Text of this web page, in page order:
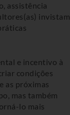
assistência
invistam
e incentivo à
condições
as próximas
mas também
lo mais